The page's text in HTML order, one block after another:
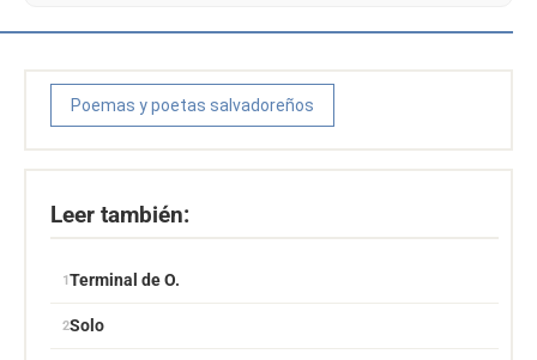
Poemas y poetas salvadoreños
Leer también:
Terminal de O.
Solo